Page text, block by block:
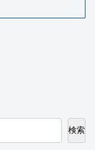
検索